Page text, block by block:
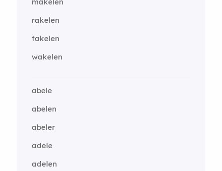
rakelen
takelen
wakelen
abele
abelen
abeler
adele
adelen